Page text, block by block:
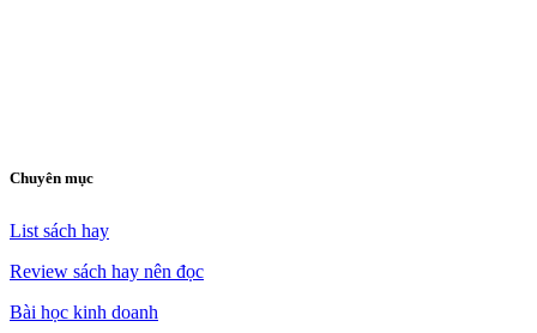
Chuyên mục
List sách hay
Review sách hay nên đọc
Bài học kinh doanh